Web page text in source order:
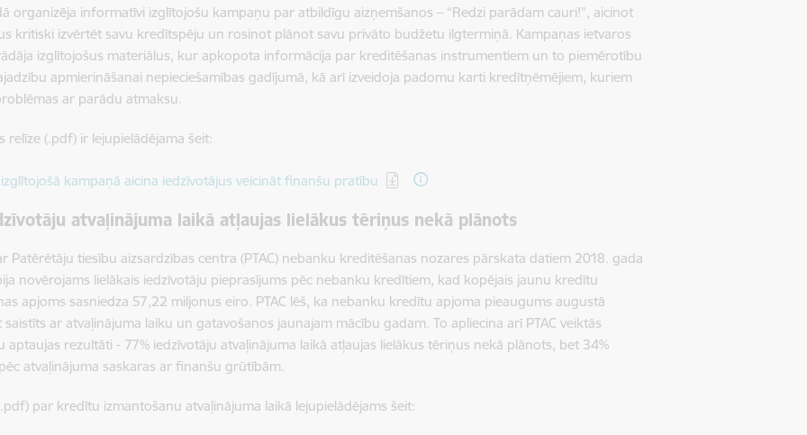
organizēja informatīvi izglītojošu kampaņu par atbildīgu aizņemšanos – “Redzi parādam cauri!”, aicinot
kritiski izvērtēt savu kredītspēju un rosinot plānot savu privāto budžetu ilgtermiņā. Kampaņas ietvaros
izglītojošus materiālus, kur apkopota informācija par kreditēšanas instrumentiem un to piemērotību
apmierināšanai nepieciešamības gadījumā, kā arī izveidoja padomu karti kredītņēmējiem, kuriem
ar parādu atmaksu.
relīze (.pdf) ir lejupielādējama šeit:
izglītojošā kampaņā aicina iedzīvotājus veicināt finanšu pratību
atvaļinājuma laikā atļaujas lielākus tēriņus nekā plānots
Patērētāju tiesību aizsardzības centra (PTAC) nebanku kreditēšanas nozares pārskata datiem 2018. gada
novērojams lielākais iedzīvotāju pieprasījums pēc nebanku kredītiem, kad kopējais jaunu kredītu
apjoms sasniedza 57,22 miljonus eiro. PTAC lēš, ka nebanku kredītu apjoma pieaugums augustā
saistīts ar atvaļinājuma laiku un gatavošanos jaunajam mācību gadam. To apliecina arī PTAC veiktās
aptaujas rezultāti - 77% iedzīvotāju atvaļinājuma laikā atļaujas lielākus tēriņus nekā plānots, bet 34%
atvaļinājuma saskaras ar finanšu grūtībām.
par kredītu izmantošanu atvaļinājuma laikā lejupielādējams šeit: